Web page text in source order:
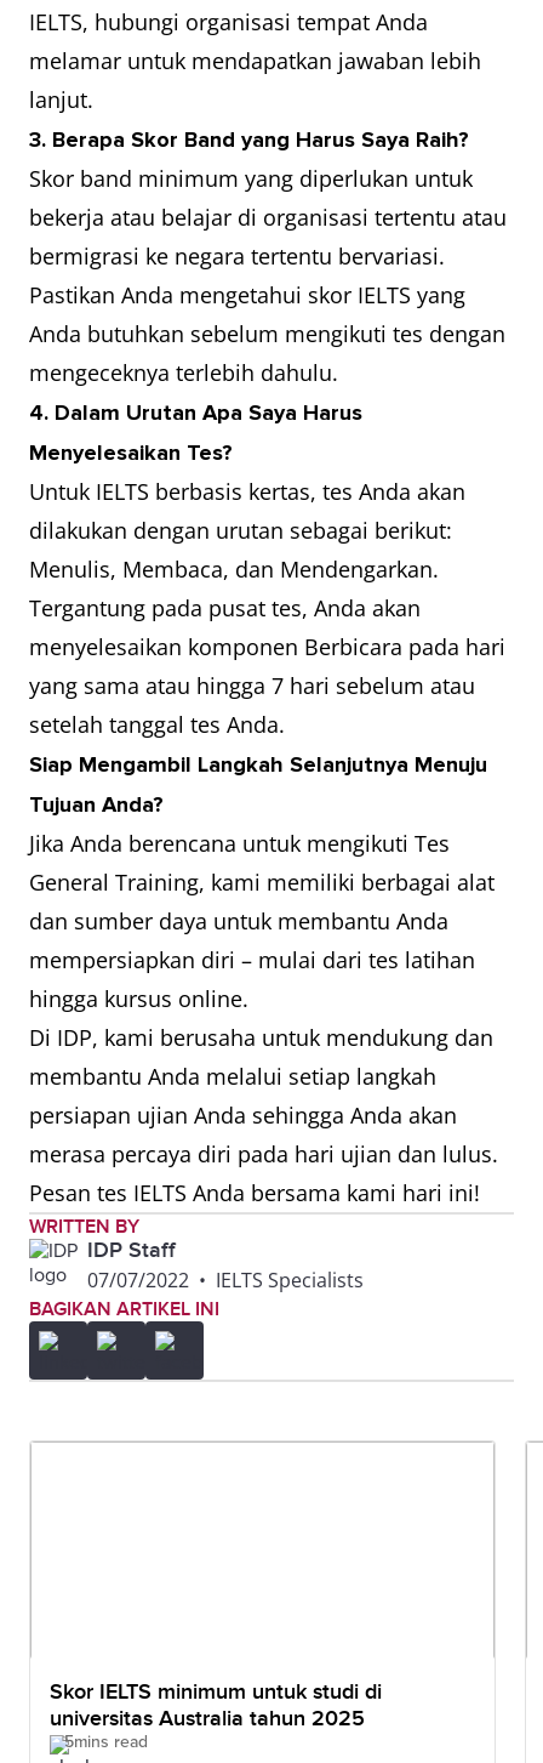
IELTS, hubungi organisasi tempat Anda
melamar untuk mendapatkan jawaban lebih
lanjut.
3. Berapa Skor Band yang Harus Saya Raih?
Skor band minimum yang diperlukan untuk
bekerja atau belajar di organisasi tertentu atau
bermigrasi ke negara tertentu bervariasi.
Pastikan Anda mengetahui skor IELTS yang
Anda butuhkan sebelum mengikuti tes dengan
mengeceknya terlebih dahulu.
4. Dalam Urutan Apa Saya Harus
Menyelesaikan Tes?
Untuk IELTS berbasis kertas, tes Anda akan
dilakukan dengan urutan sebagai berikut:
Menulis, Membaca, dan Mendengarkan.
Tergantung pada pusat tes, Anda akan
menyelesaikan komponen Berbicara pada hari
yang sama atau hingga 7 hari sebelum atau
setelah tanggal tes Anda.
Siap Mengambil Langkah Selanjutnya Menuju
Tujuan Anda?
Jika Anda berencana untuk mengikuti Tes
General Training, kami memiliki berbagai alat
dan sumber daya untuk membantu Anda
mempersiapkan diri – mulai dari tes latihan
hingga kursus online.
Di IDP, kami berusaha untuk mendukung dan
membantu Anda melalui setiap langkah
persiapan ujian Anda sehingga Anda akan
merasa percaya diri pada hari ujian dan lulus.
Pesan tes IELTS Anda bersama kami hari ini!
WRITTEN BY
IDP Staff
07/07/2022 • IELTS Specialists
BAGIKAN ARTIKEL INI
Skor IELTS minimum untuk studi di
universitas Australia tahun 2025
5mins read